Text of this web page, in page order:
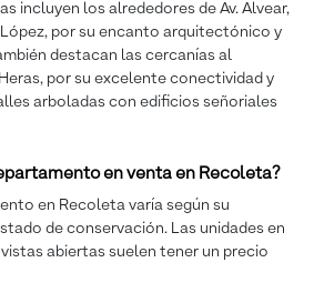
incluyen los alrededores de Av. Alvear,
por su encanto arquitectónico y
destacan las cercanías al
por su excelente conectividad y
arboladas con edificios señoriales
en venta en Recoleta?
en Recoleta varía según su
de conservación. Las unidades en
abiertas suelen tener un precio